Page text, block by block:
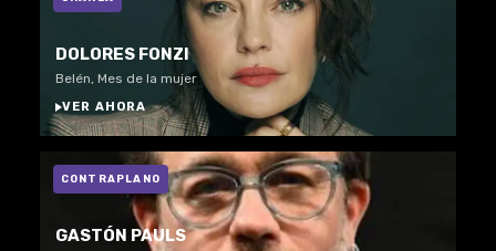
DOLORES FONZI
Belén, Mes de la mujer
VER AHORA
CONTRAPLANO
GASTÓN PAULS